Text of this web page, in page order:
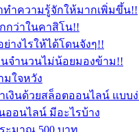
ำความรู้จักให้มากเพิ่มขึ้น!!
กว่าในคาสิโน!!
างไรให้ได้โดนจังๆ!!
จำนวนไม่น้อยมองข้าม!!
มใจหวัง
เงินด้วยสล็อตออนไลน์ แบบ
ออนไลน์ มีอะไรบ้าง